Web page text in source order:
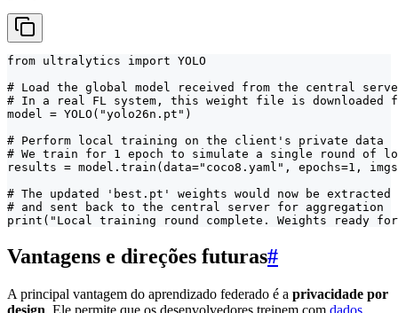
from ultralytics import YOLO
# Load the global model received from the central
# In a real FL system, this weight file is downloaded
model = YOLO("yolo26n.pt")
# Perform local training on the client's private data
# We train for 1 epoch to simulate a single round of
results = model.train(data="coco8.yaml", epochs=1,
# The updated 'best.pt' weights would now be extracted
# and sent back to the central server for aggregation
print("Local training round complete. Weights ready
Vantagens e direções futuras#
A principal vantagem do aprendizado federado é a privacidade por